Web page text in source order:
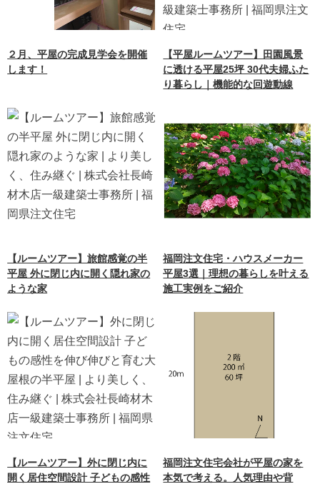
２月、平屋の完成見学会を開催
します！
【平屋ルームツアー】田園風景
に透ける平屋25坪 30代夫婦ふた
り暮らし｜機能的な回遊動線
【ルームツアー】旅館感覚の半
平屋 外に閉じ内に開く隠れ家の
ような家
福岡注文住宅・ハウスメーカー
平屋3選｜理想の暮らしを叶える
施工実例をご紹介
【ルームツアー】外に閉じ内に
開く居住空間設計 子どもの感性
福岡注文住宅会社が平屋の家を
本気で考える。人気理由や背